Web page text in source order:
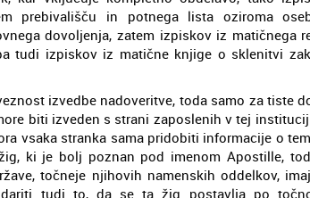
prebivališču in potnega lista oziroma
dovoljenja, zatem izpiskov iz matičnega
tudi izpiskov iz matične knjige o sklenitvi
izvedbe nadoveritve, toda samo za tiste
biti izveden s strani zaposlenih v tej
vsaka stranka sama pridobiti informacije o
ki je bolj poznan pod imenom Apostille,
točneje njihovih namenskih oddelkov,
tudi to, da se ta žig postavlja po